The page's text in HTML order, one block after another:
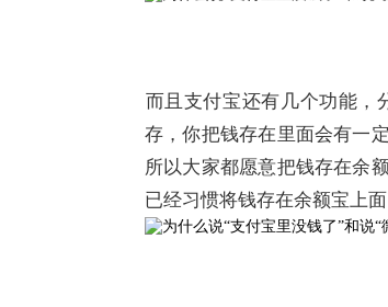
而且支付宝还有几个功能，
存，你把钱存在里面会有一
所以大家都愿意把钱存在余
已经习惯将钱存在余额宝上